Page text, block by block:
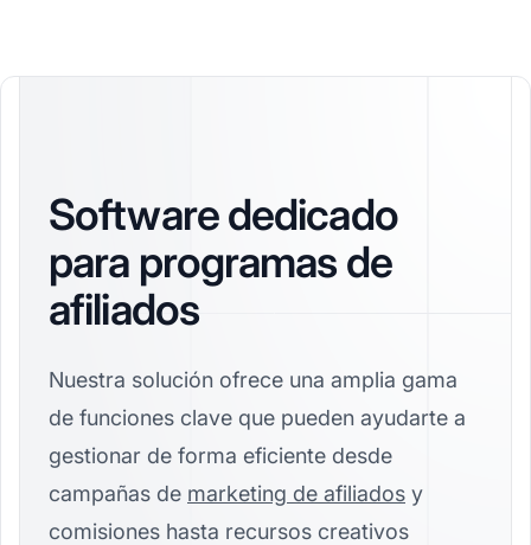
Software dedicado
para programas de
afiliados
Nuestra solución ofrece una amplia gama
de funciones clave que pueden ayudarte a
gestionar de forma eficiente desde
campañas de marketing de afiliados y
comisiones hasta recursos creativos